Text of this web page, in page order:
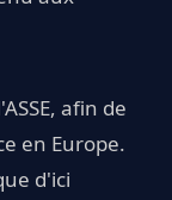
afin de
en Europe.
d'ici